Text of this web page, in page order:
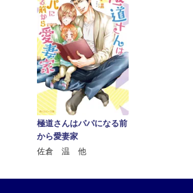
極道さんはパパになる前
から愛妻家
佐倉 温 他